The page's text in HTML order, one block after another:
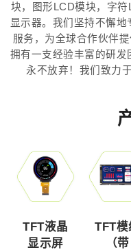
块，图形LCD模块，字
显示器。我们坚持不懈
服务，为全球合作伙
拥有一支经验丰富的研发
永不放弃！我们致力
TFT液晶
显示屏
TFT模
（带